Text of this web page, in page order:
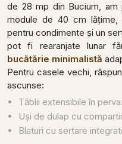
de 28 mp din Bucium,
module de 40 cm lățime,
pentru condimente și un
pot fi rearanjate lunar
bucătărie minimalistă
Pentru casele vechi,
ascunse:
Tăblii extensibile în
Uși de dulap cu
Blaturi cu sertare